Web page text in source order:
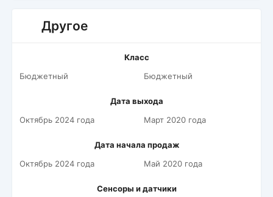
Другое
Класс
Бюджетный
Бюджетный
Дата выхода
Октябрь 2024 года
Март 2020 года
Дата начала продаж
Октябрь 2024 года
Май 2020 года
Сенсоры и датчики